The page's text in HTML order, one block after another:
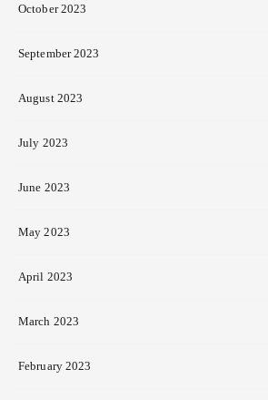
October 2023
September 2023
August 2023
July 2023
June 2023
May 2023
April 2023
March 2023
February 2023